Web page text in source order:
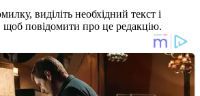
виділіть необхідний текст і
щоб повідомити про це редакцію.